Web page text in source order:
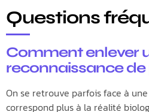
Questions
Comment enlever
reconnaissance de
On se retrouve parfois face à
correspond plus à la réalité